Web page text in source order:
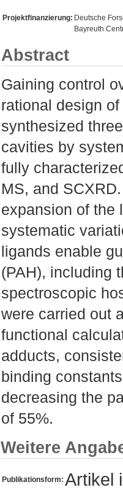
Projektfinanzierung: Deutsche
Bayreuth
Abstract
Gaining control
rational design
synthesized
cavities by
fully
MS, and
expansion of the
systematic
ligands enable
(PAH), including
spectroscopic
were carried out
functional
adducts,
binding
decreasing the
of 55%.
Weitere
Publikationsform: Artikel